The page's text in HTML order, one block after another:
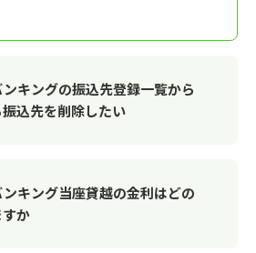
キングの振込先登録一覧から
込先を削除したい
キング当座貸越の金利はどの
か